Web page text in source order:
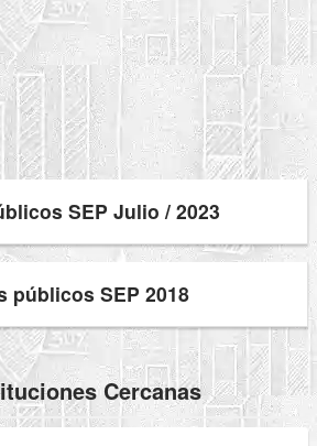
SEP Julio / 2023
públicos SEP 2018
Cercanas